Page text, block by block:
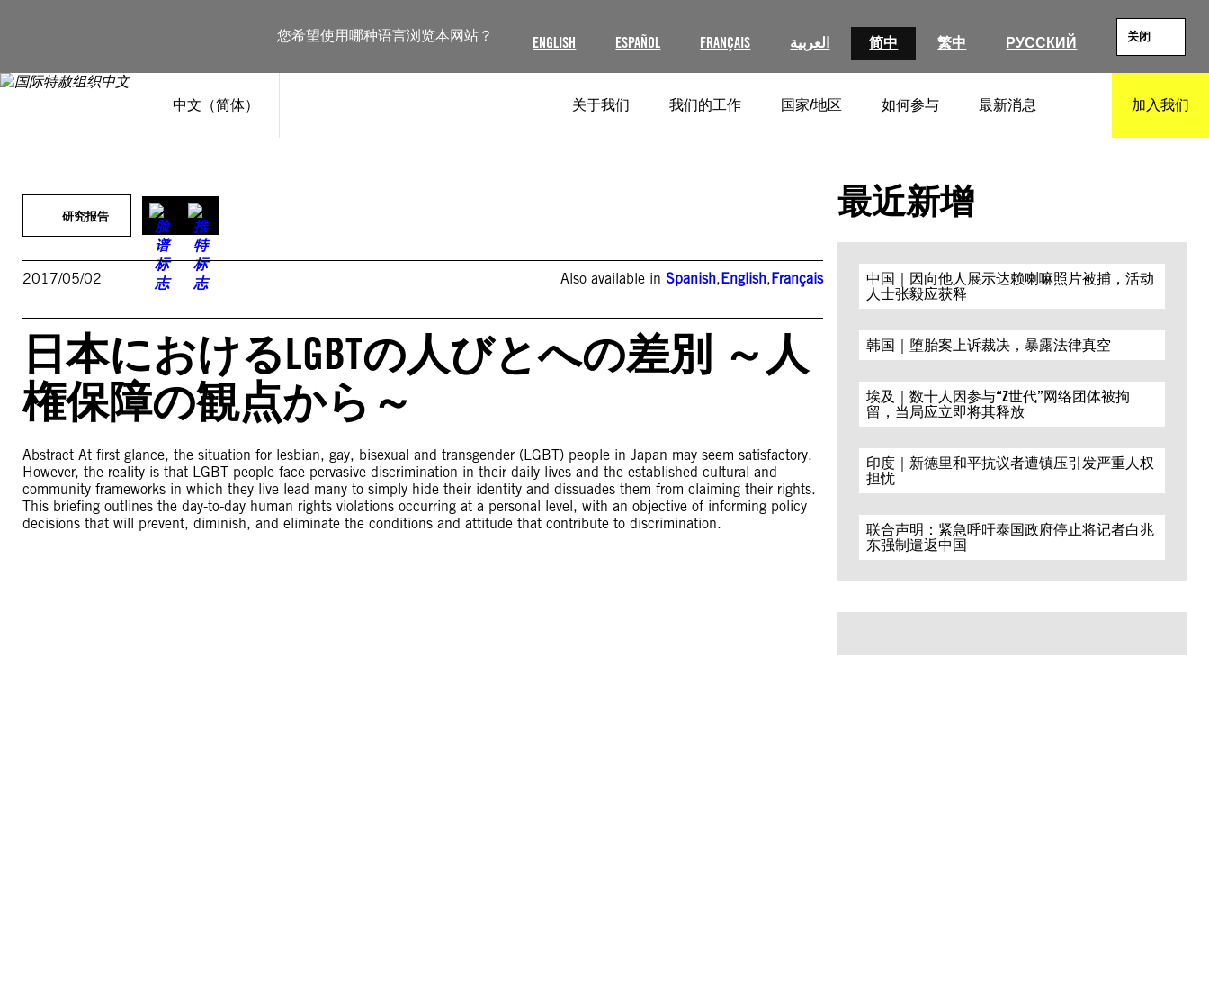
您希望使用哪种语言浏览本网站？ ENGLISH ESPAÑOL FRANÇAIS العربية 简中 繁中 РУССКИЙ 关闭
中文（简体） 关于我们 我们的工作 国家/地区 如何参与 最新消息 加入我们
研究报告
2017/05/02 Also available inSpanish,English,Français
日本におけるLGBTの人びとへの差別 ～人
権保障の観点から～
Abstract At first glance, the situation for lesbian, gay, bisexual and transgender (LGBT) people in Japan may seem satisfactory.
However, the reality is that LGBT people face pervasive discrimination in their daily lives and the established cultural and
community frameworks in which they live lead many to simply hide their identity and dissuades them from claiming their rights.
This briefing outlines the day-to-day human rights violations occurring at a personal level, with an objective of informing policy
decisions that will prevent, diminish, and eliminate the conditions and attitude that contribute to discrimination.
最近新增
中国｜因向他人展示达赖喇嘛照片被捕，活动
人士张毅应获释
韩国｜堕胎案上诉裁决，暴露法律真空
埃及｜数十人因参与“Z世代”网络团体被拘
留，当局应立即将其释放
印度｜新德里和平抗议者遭镇压引发严重人权
担忧
联合声明：紧急呼吁泰国政府停止将记者白兆
东强制遣返中国